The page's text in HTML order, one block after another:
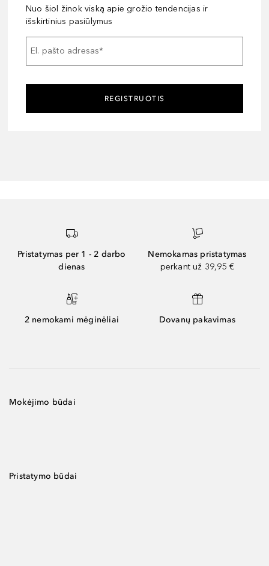
Nuo šiol žinok viską apie grožio tendencijas ir
išskirtinius pasiūlymus
El. pašto adresas*
REGISTRUOTIS
Pristatymas per 1 - 2 darbo
dienas
Nemokamas pristatymas
perkant už 39,95 €
2 nemokami mėginėliai Dovanų pakavimas
Mokėjimo būdai
Pristatymo būdai